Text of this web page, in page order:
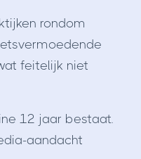
rondom
feitelijk niet
12 jaar bestaat.
aandacht